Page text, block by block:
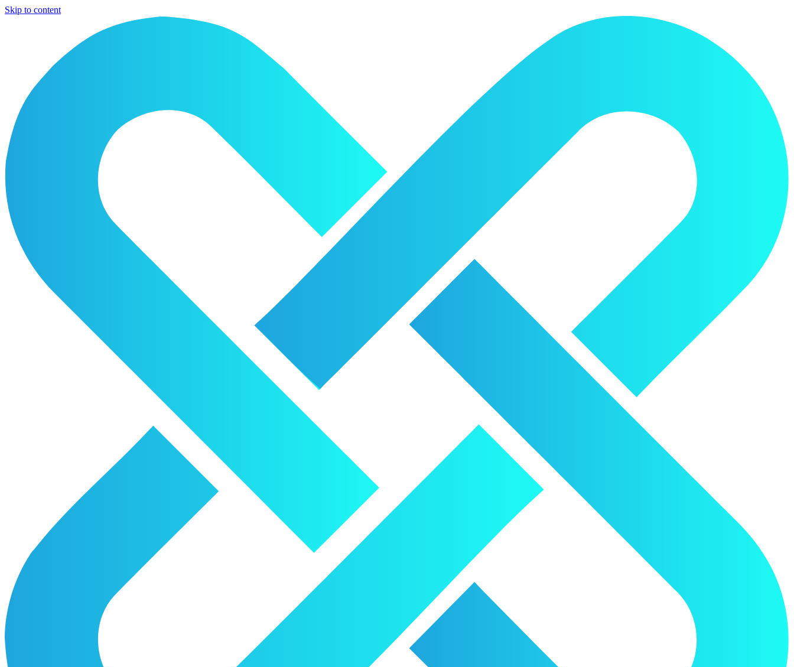
Skip to content